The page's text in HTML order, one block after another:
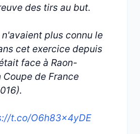
des tirs au but.
plus connu le
cet exercice depuis
face à Raon-
Coupe de France
t.co/O6h83x4yDE